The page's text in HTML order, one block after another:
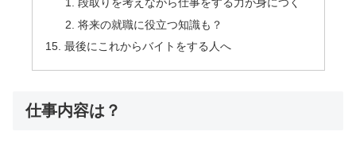
将来の就職に役立つ知識も？
最後にこれからバイトをする人へ
仕事内容は？